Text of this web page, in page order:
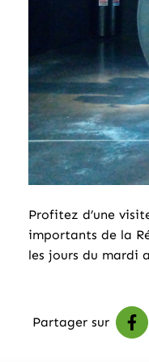
Profitez d’une
importants de la
les jours du mardi
Partager sur